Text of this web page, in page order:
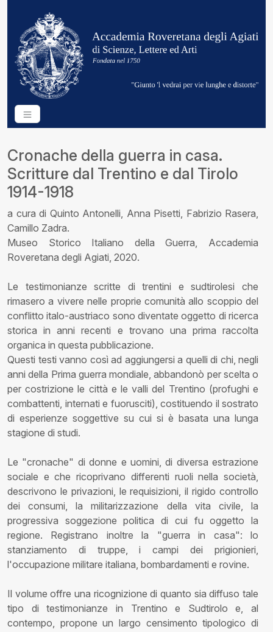
Cronache della guerra in casa.
Scritture dal Trentino e dal Tirolo
1914-1918
a cura di Quinto Antonelli, Anna Pisetti, Fabrizio Rasera,
Camillo Zadra.
Museo Storico Italiano della Guerra, Accademia
Roveretana degli Agiati, 2020.
Le testimonianze scritte di trentini e sudtirolesi che
rimasero a vivere nelle proprie comunità allo scoppio del
conflitto italo-austriaco sono diventate oggetto di ricerca
storica in anni recenti e trovano una prima raccolta
organica in questa pubblicazione.
Questi testi vanno così ad aggiungersi a quelli di chi, negli
anni della Prima guerra mondiale, abbandonò per scelta o
per costrizione le città e le valli del Trentino (profughi e
combattenti, internati e fuorusciti), costituendo il sostrato
di esperienze soggettive su cui si è basata una lunga
stagione di studi.
Le "cronache" di donne e uomini, di diversa estrazione
sociale e che ricoprivano differenti ruoli nella società,
descrivono le privazioni, le requisizioni, il rigido controllo
dei consumi, la militarizzazione della vita civile, la
progressiva soggezione politica di cui fu oggetto la
regione. Registrano inoltre la "guerra in casa": lo
stanziamento di truppe, i campi dei prigionieri,
l'occupazione militare italiana, bombardamenti e rovine.
Il volume offre una ricognizione di quanto sia diffuso tale
tipo di testimonianze in Trentino e Sudtirolo e, al
contempo, propone un largo censimento tipologico di